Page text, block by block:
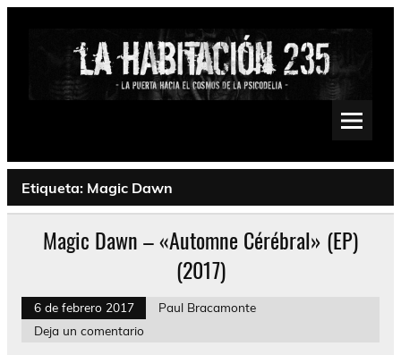
Saltar
Psychedelic, Stoner, Doom, Sludge, Fuzz, Space, Drone
Etiqueta: Magic Dawn
Magic Dawn – «Automne Cérébral» (EP)
(2017)
6 de febrero 2017
Paul Bracamonte
Deja un comentario